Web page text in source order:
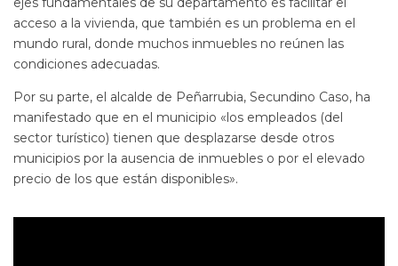
acceso a la vivienda, que también es un problema en el
mundo rural, donde muchos inmuebles no reúnen las
condiciones adecuadas.
Por su parte, el alcalde de Peñarrubia, Secundino Caso, ha
manifestado que en el municipio «los empleados (del
sector turístico) tienen que desplazarse desde otros
municipios por la ausencia de inmuebles o por el elevado
precio de los que están disponibles».